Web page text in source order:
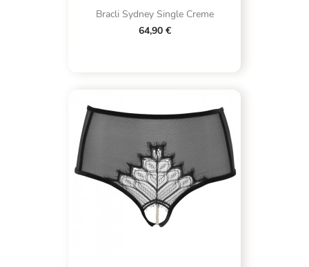
Bracli Sydney Single Creme
64,90 €